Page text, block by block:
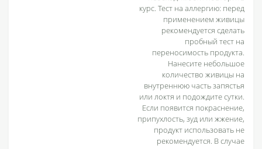
курс. Тест на аллергию: перед
применением живицы
рекомендуется сделать
пробный тест на
переносимость продукта.
Нанесите небольшое
количество живицы на
внутреннюю часть запястья
или локтя и подождите сутки.
Если появится покраснение,
припухлость, зуд или жжение,
продукт использовать не
рекомендуется. В случае